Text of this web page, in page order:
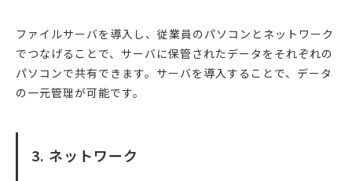
ファイルサーバを導入し、従業員のパソコンとネットワーク
でつなげることで、サーバに保管されたデータをそれぞれの
パソコンで共有できます。サーバを導入することで、データ
の一元管理が可能です。
3. ネットワーク